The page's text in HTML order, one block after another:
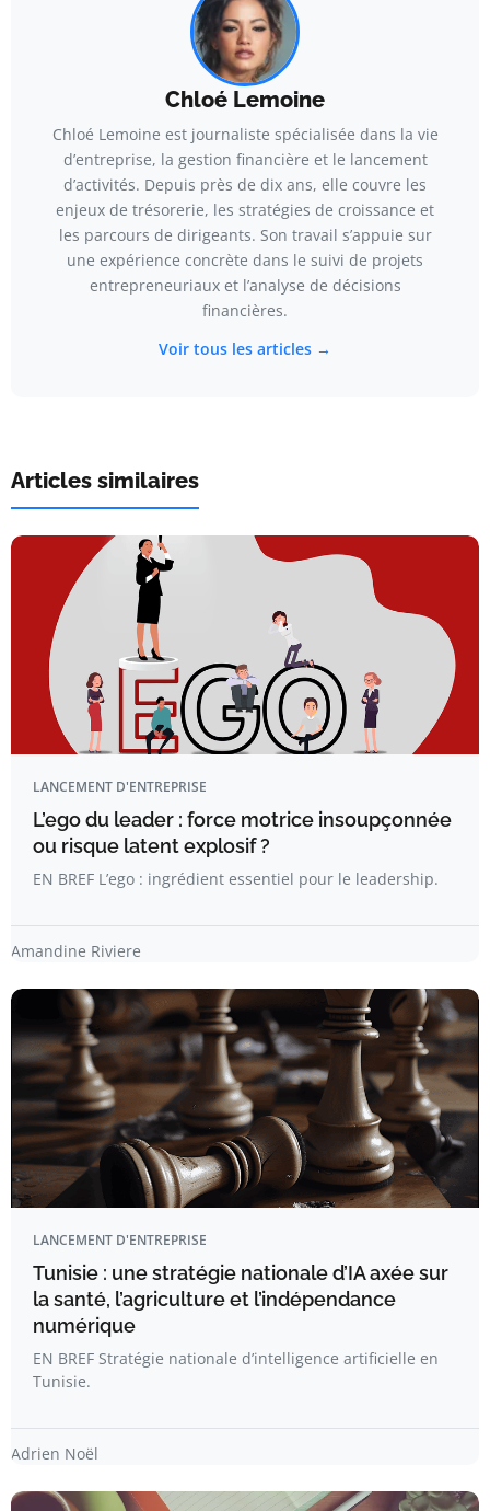
Chloé Lemoine
Chloé Lemoine est journaliste spécialisée dans la vie
d’entreprise, la gestion financière et le lancement
d’activités. Depuis près de dix ans, elle couvre les
enjeux de trésorerie, les stratégies de croissance et
les parcours de dirigeants. Son travail s’appuie sur
une expérience concrète dans le suivi de projets
entrepreneuriaux et l’analyse de décisions
financières.
Voir tous les articles →
Articles similaires
LANCEMENT D'ENTREPRISE
L’ego du leader : force motrice insoupçonnée
ou risque latent explosif ?
EN BREF L’ego : ingrédient essentiel pour le leadership.
Amandine Riviere
LANCEMENT D'ENTREPRISE
Tunisie : une stratégie nationale d’IA axée sur
la santé, l’agriculture et l’indépendance
numérique
EN BREF Stratégie nationale d’intelligence artificielle en
Tunisie.
Adrien Noël